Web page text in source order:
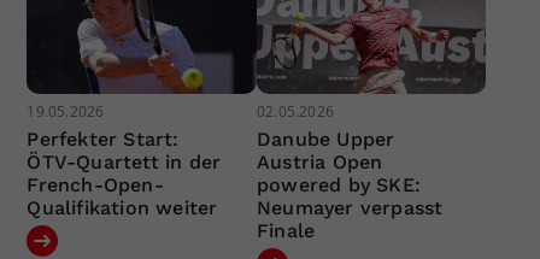
19.05.2026
Perfekter Start:
ÖTV-Quartett in der
French-Open-
Qualifikation weiter
02.05.2026
Danube Upper
Austria Open
powered by SKE:
Neumayer verpasst
Finale